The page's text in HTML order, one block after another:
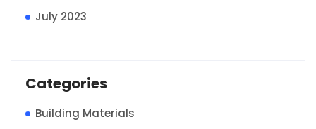
July 2023
Categories
Building Materials